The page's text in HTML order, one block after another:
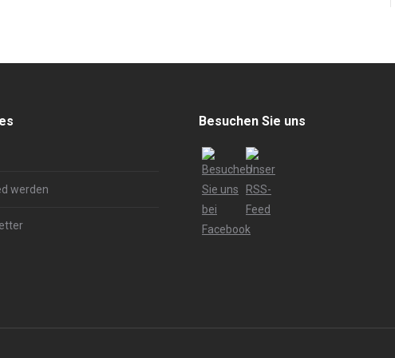
werden
Besuchen Sie uns